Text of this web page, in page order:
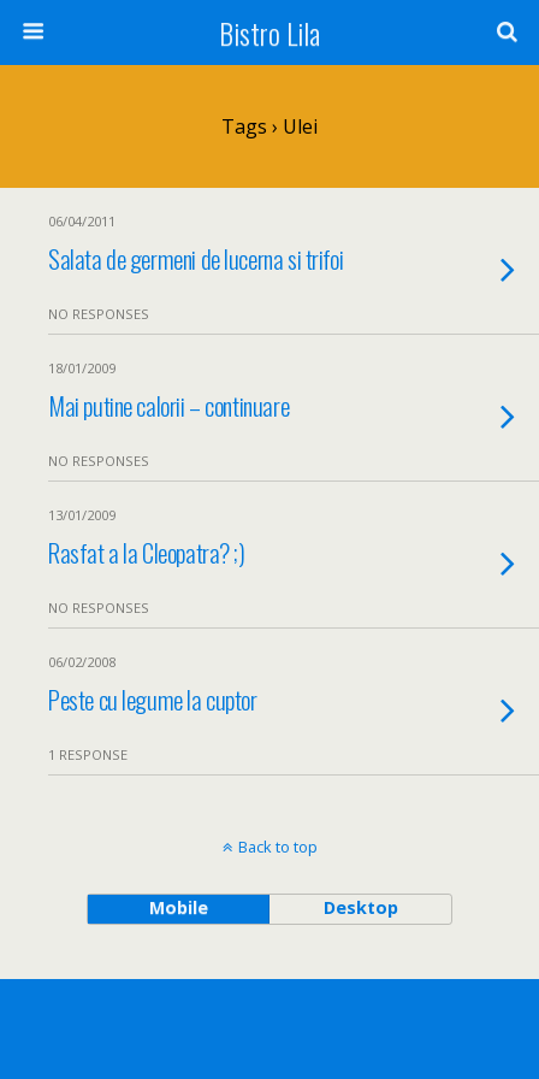
Bistro Lila
Tags › Ulei
06/04/2011
Salata de germeni de lucerna si trifoi
NO RESPONSES
18/01/2009
Mai putine calorii – continuare
NO RESPONSES
13/01/2009
Rasfat a la Cleopatra? ;)
NO RESPONSES
06/02/2008
Peste cu legume la cuptor
1 RESPONSE
Back to top
Mobile Desktop